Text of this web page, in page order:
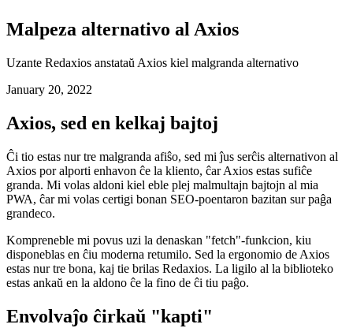
Malpeza alternativo al Axios
Uzante Redaxios anstataŭ Axios kiel malgranda alternativo
January 20, 2022
Axios, sed en kelkaj bajtoj
Ĉi tio estas nur tre malgranda afiŝo, sed mi ĵus serĉis alternativon al
Axios por alporti enhavon ĉe la kliento, ĉar Axios estas sufiĉe
granda. Mi volas aldoni kiel eble plej malmultajn bajtojn al mia
PWA, ĉar mi volas certigi bonan SEO-poentaron bazitan sur paĝa
grandeco.
Kompreneble mi povus uzi la denaskan "fetch"-funkcion, kiu
disponeblas en ĉiu moderna retumilo. Sed la ergonomio de Axios
estas nur tre bona, kaj tie brilas Redaxios. La ligilo al la biblioteko
estas ankaŭ en la aldono ĉe la fino de ĉi tiu paĝo.